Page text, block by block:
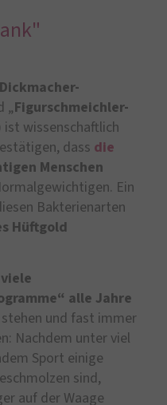
Dickmacher-
„Figurschmeichler-
wissenschaftlich
dass die
Menschen
Ein
Bakterienarten
Hüftgold
viele
alle Jahre
und fast immer
Nachdem unter viel
Sport einige
sind,
auf der Waage